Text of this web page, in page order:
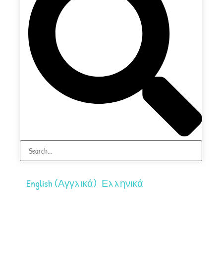
English (Αγγλικά) Ελληνικά